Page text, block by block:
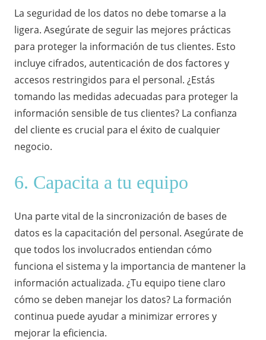
La seguridad de los datos no debe tomarse a la
ligera. Asegúrate de seguir las mejores prácticas
para proteger la información de tus clientes. Esto
incluye cifrados, autenticación de dos factores y
accesos restringidos para el personal. ¿Estás
tomando las medidas adecuadas para proteger la
información sensible de tus clientes? La confianza
del cliente es crucial para el éxito de cualquier
negocio.
6. Capacita a tu equipo
Una parte vital de la sincronización de bases de
datos es la capacitación del personal. Asegúrate de
que todos los involucrados entiendan cómo
funciona el sistema y la importancia de mantener la
información actualizada. ¿Tu equipo tiene claro
cómo se deben manejar los datos? La formación
continua puede ayudar a minimizar errores y
mejorar la eficiencia.